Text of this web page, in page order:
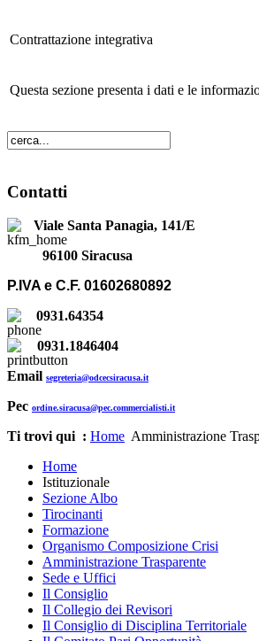
Contrattazione integrativa
Questa sezione presenta i dati e le
Contatti
Viale Santa Panagia, 141/E
96100 Siracusa
P.IVA e C.F. 01602680892
0931.64354
0931.1846404
Email segreteria@odcecsiracusa.it
Pec ordine.siracusa@pec.commercialisti.it
Ti trovi qui : Home Amministrazione
Home
Istituzionale
Sezione Albo
Tirocinanti
Formazione
Organismo Composizione Crisi
Amministrazione Trasparente
Sede e Uffici
Il Consiglio
Il Collegio dei Revisori
Il Consiglio di Disciplina Territoriale